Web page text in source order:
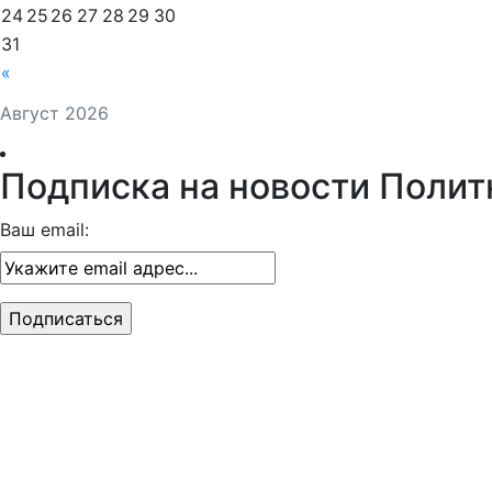
Все новости за сегодня
Август 2026
«
3
4 5 6 7
10
17 18 19 20 21 22 23
24 2526 27 28 29 30
31